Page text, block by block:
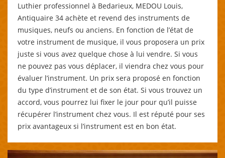
Luthier professionnel à Bedarieux, MEDOU Louis,
Antiquaire 34 achète et revend des instruments de
musiques, neufs ou anciens. En fonction de l’état de
votre instrument de musique, il vous proposera un prix
juste si vous avez quelque chose à lui vendre. Si vous
ne pouvez pas vous déplacer, il viendra chez vous pour
évaluer l’instrument. Un prix sera proposé en fonction
du type d’instrument et de son état. Si vous trouvez un
accord, vous pourrez lui fixer le jour pour qu’il puisse
récupérer l’instrument chez vous. Il est réputé pour ses
prix avantageux si l’instrument est en bon état.